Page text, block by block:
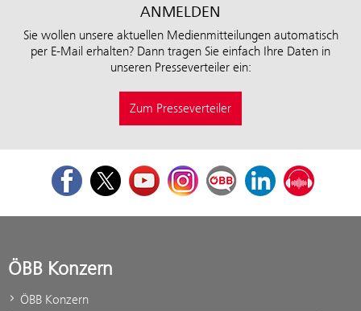
ANMELDEN
Sie wollen unsere aktuellen Medienmitteilungen automatisch
per E-Mail erhalten? Dann tragen Sie einfach Ihre Daten in
unseren Presseverteiler ein:
Zum Presseverteiler
FacebookTwitterYoutubeInstagramÖBB Corporate Blog
LinkedInPodcast
ÖBB Konzern
ÖBB Konzern